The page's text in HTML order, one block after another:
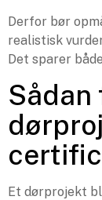
Derfor bør
realistisk
Det sparer
Et dørprojekt